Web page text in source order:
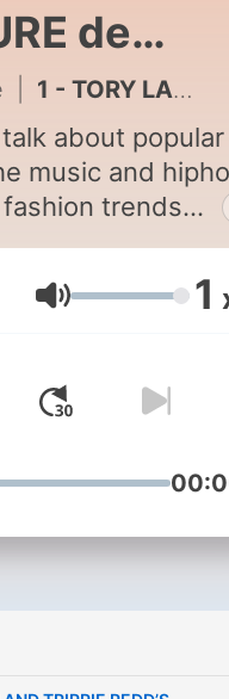
de
1 - TORY LANEZ, THE IMPACT OF PLAYBOI CARTI AND TRIPPIE REDD’S PEGASUS
about popular
music and
trends
Volume 1